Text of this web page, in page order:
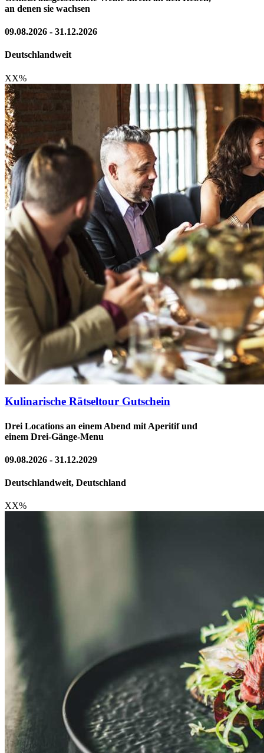
an denen sie wachsen
09.08.2026 - 31.12.2026
Deutschlandweit
XX%
Kulinarische Rätseltour Gutschein
Drei Locations an einem Abend mit Aperitif und
einem Drei-Gänge-Menu
09.08.2026 - 31.12.2029
Deutschlandweit, Deutschland
XX%